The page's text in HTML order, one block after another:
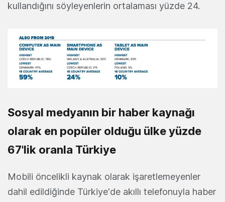
kullandığını söyleyenlerin ortalaması yüzde 24.
Sosyal medyanın bir haber kaynağı
olarak en popüler olduğu ülke yüzde
67'lik oranla Türkiye
Mobili öncelikli kaynak olarak işaretlemeyenler
dahil edildiğinde Türkiye'de akıllı telefonuyla haber